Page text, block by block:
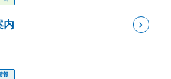
内
報